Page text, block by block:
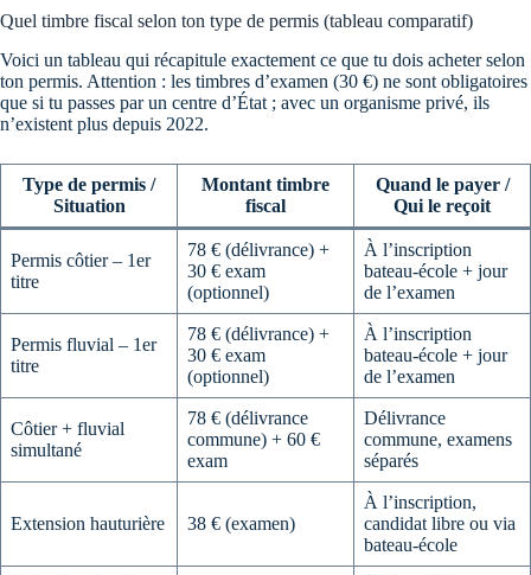
Quel timbre fiscal selon ton type de permis (tableau comparatif)
Voici un tableau qui récapitule exactement ce que tu dois acheter selon
ton permis. Attention : les timbres d’examen (30 €) ne sont obligatoires
que si tu passes par un centre d’État ; avec un organisme privé, ils
n’existent plus depuis 2022.
Type de permis /
Situation
Montant timbre
fiscal
Quand le payer /
Qui le reçoit
Permis côtier – 1er
titre
78 € (délivrance) +
30 € exam
(optionnel)
À l’inscription
bateau-école + jour
de l’examen
Permis fluvial – 1er
titre
78 € (délivrance) +
30 € exam
(optionnel)
À l’inscription
bateau-école + jour
de l’examen
Côtier + fluvial
simultané
78 € (délivrance
commune) + 60 €
exam
Délivrance
commune, examens
séparés
Extension hauturière 38 € (examen)
À l’inscription,
candidat libre ou via
bateau-école